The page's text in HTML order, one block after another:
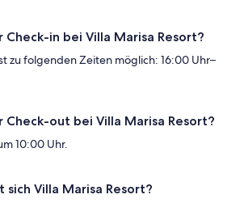
Check-in bei Villa Marisa Resort?
zu folgenden Zeiten möglich: 16:00 Uhr–
Check-out bei Villa Marisa Resort?
10:00 Uhr.
Villa Marisa Resort?